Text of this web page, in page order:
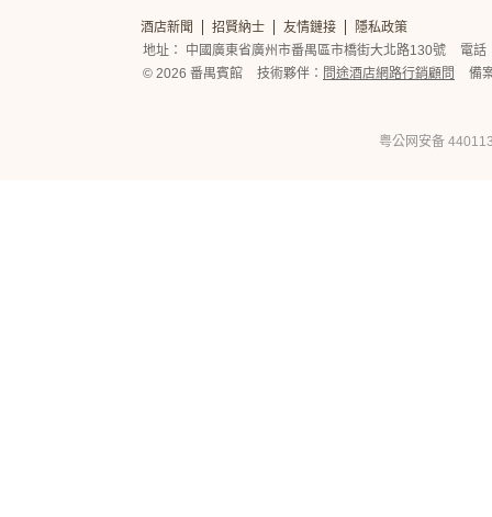
酒店新聞 招賢納士 友情鏈接
隱私政策
地址： 中國廣東省廣州市番禺區市橋街大北路130號
電話
© 2026 番禺賓館
技術夥伴： 問途酒店網路行銷顧問 備
粤公网安备